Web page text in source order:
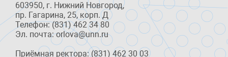
603950, г. Нижний Новгород,
пр. Гагарина, 25, корп. Д
Телефон: (831) 462 34 80
Эл. почта: orlova@unn.ru
Приёмная ректора: (831) 462 30 03